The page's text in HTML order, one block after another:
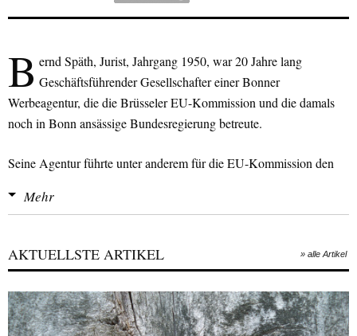
B ernd Späth, Jurist, Jahrgang 1950, war 20 Jahre lang
Geschäftsführender Gesellschafter einer Bonner
Werbeagentur, die die Brüsseler EU-Kommission und die damals
noch in Bonn ansässige Bundesregierung betreute.
Seine Agentur führte unter anderem für die EU-Kommission den
entwickelte das Design der heute noch gültigen
Nordspitze der norwegischen Eismeerinsel über das Inlandeis.
Er veröffentlichte bisher neun Romane und Erzählbande sowie
mehrere erfolgreiche Theaterstücke. Sein neues Stück
Mehr
AKTUELLSTE ARTIKEL » alle Artikel